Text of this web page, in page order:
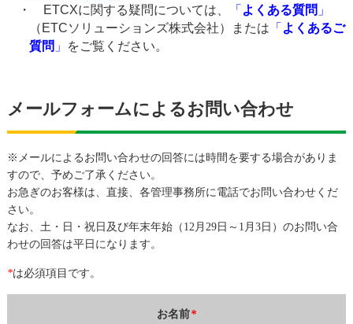
・ ETCXに関する疑問については、
「 よくある質問 」
（ETCソリューションズ株式会社）または 「 よくあるご
質問 」 をご覧ください。
メールフォームによるお問い合わせ
※メールによるお問い合わせの回答には時間を要する場合がありま
すので、予めご了承ください。
お急ぎのお客様は、直接、各管理事務所に電話でお問い合わせくだ
さい。
なお、土・日・祝日及び年末年始（12月29日～1月3日）のお問い合
わせの回答は平日になります。
*は必須項目です。
お名前*